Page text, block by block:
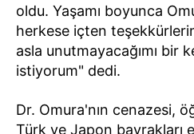
oldu. Yaşamı boyunca
herkese içten
asla unutmayacağımı bir
istiyorum" dedi.
Dr. Omura'nın cenazesi,
Türk ve Japon bayrakları